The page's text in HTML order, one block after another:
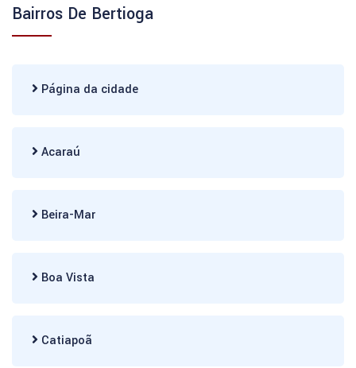
Bairros De Bertioga
Página da cidade
Acaraú
Beira-Mar
Boa Vista
Catiapoã